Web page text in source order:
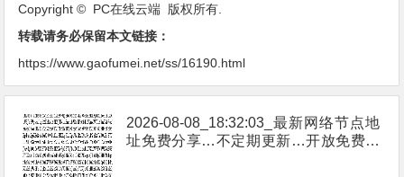
Copyright © PC在线云端 版权所有.
转载请务必保留本文链接：
https://www.gaofumei.net/ss/16190.html
2026-08-08_18:32:03_最新网络节点地
址免费分享…不定期更新…开放免费分